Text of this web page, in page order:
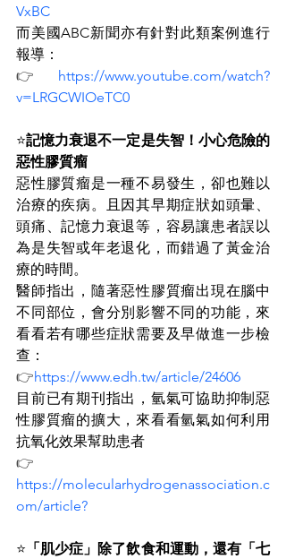
VxBC
而美國ABC新聞亦有針對此類案例進行
報導：
👉
https://www.youtube.com/watch?
v=LRGCWIOeTC0
⭐記憶力衰退不一定是失智！小心危險的
惡性膠質瘤
惡性膠質瘤是一種不易發生，卻也難以
治療的疾病。且因其早期症狀如頭暈、
頭痛、記憶力衰退等，容易讓患者誤以
為是失智或年老退化，而錯過了黃金治
療的時間。
醫師指出，隨著惡性膠質瘤出現在腦中
不同部位，會分別影響不同的功能，來
看看若有哪些症狀需要及早做進一步檢
查：
👉https://www.edh.tw/article/24606
目前已有期刊指出，氫氣可協助抑制惡
性膠質瘤的擴大，來看看氫氣如何利用
抗氧化效果幫助患者
👉
https://molecularhydrogenassociation.c
om/article?
⭐ 「肌少症」除了飲食和運動，還有「七